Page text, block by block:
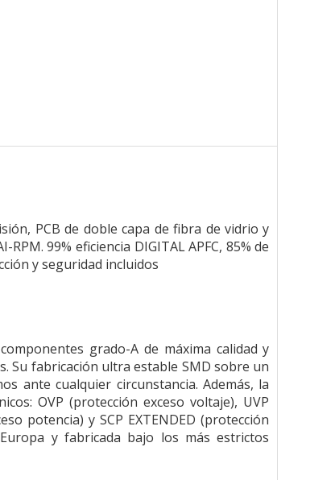
PCB de doble capa de fibra de vidrio y
99% eficiencia DIGITAL APFC, 85% de
y seguridad incluidos
grado-A de máxima calidad y
Su fabricación ultra estable SMD sobre un
ante cualquier circunstancia. Además, la
OVP (protección exceso voltaje), UVP
potencia) y SCP EXTENDED (protección
y fabricada bajo los más estrictos